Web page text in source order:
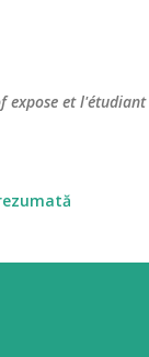
et l'étudiant